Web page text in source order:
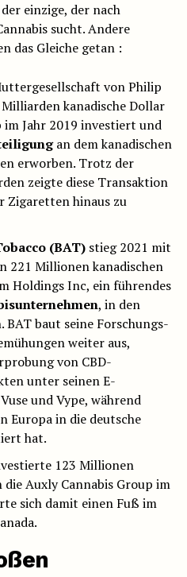
einzige, der nach
sucht. Andere
das Gleiche getan :
von Philip
kanadische Dollar
im Jahr 2019 investiert und
an dem kanadischen
erworben. Trotz der
zeigte diese Transaktion
Zigaretten hinaus zu
(BAT)stieg 2021 mit
221 Millionen kanadischen
Holdings Inc, ein führendes
, in den
BAT baut seine Forschungs-
weiter aus,
von CBD-
unter seinen E-
und Vype, während
Europa in die deutsche
hat.
123 Millionen
Auxly Cannabis Group im
sich damit einen Fuß im